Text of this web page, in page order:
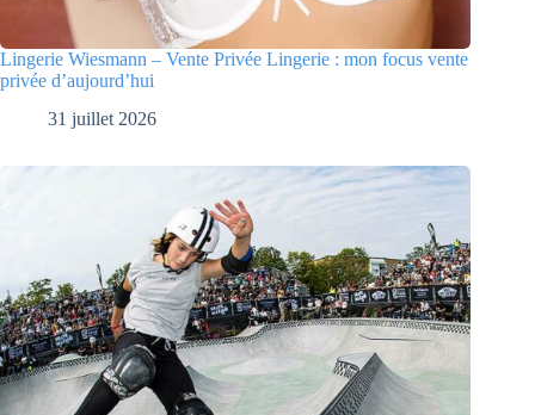
Lingerie Wiesmann – Vente Privée Lingerie : mon focus vente
privée d’aujourd’hui
31 juillet 2026